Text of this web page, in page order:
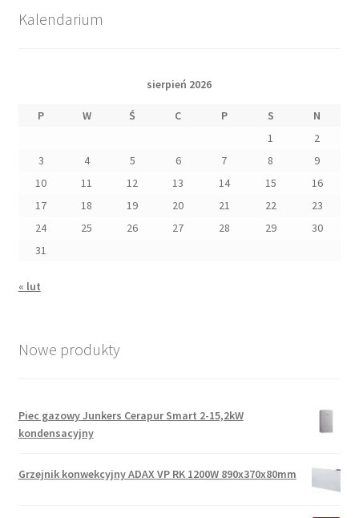
Kalendarium
sierpień 2026
P W Ś C P S
N
1
2
3
4 5 6 7 8
9
10
11 12 13 14 15
16
17
18 19 20 21 22
23
24
25 26 27 28 29
30
31
« lut
Nowe produkty
Piec gazowy Junkers Cerapur Smart 2-15,2kW
kondensacyjny
Grzejnik konwekcyjny ADAX VP RK 1200W 890x370x80mm